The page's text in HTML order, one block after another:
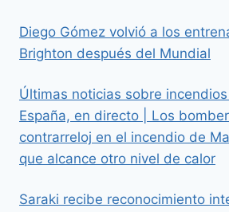
Diego Gómez volvió a los
Brighton después del Mundial
Últimas noticias sobre
España, en directo | Los
contrarreloj en el incendio de
que alcance otro nivel de calor
Saraki recibe reconocimiento